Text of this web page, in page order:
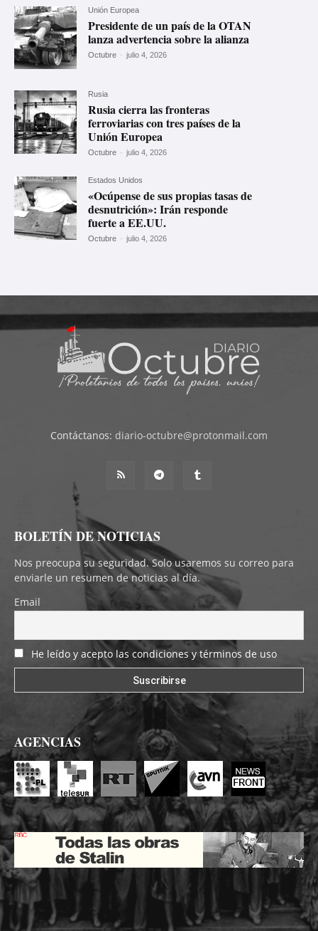
Unión Europea
Presidente de un país de la OTAN
lanza advertencia sobre la alianza
Octubre - julio 4, 2026
Rusia
Rusia cierra las fronteras
ferroviarias con tres países de la
Unión Europea
Octubre - julio 4, 2026
Estados Unidos
«Ocúpense de sus propias tasas de
desnutrición»: Irán responde
fuerte a EE.UU.
Octubre - julio 4, 2026
Contáctanos: diario-octubre@protonmail.com
BOLETÍN DE NOTICIAS
Nos preocupa su seguridad. Solo usaremos su correo para
enviarle un resumen de noticias al día.
Email
He leído y acepto las condiciones y términos de uso
AGENCIAS